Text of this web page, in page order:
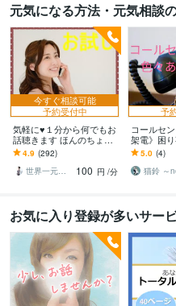
元気になる方法・元気相談
今すぐ相談可能
予約受付中
気軽に♥１分から何でもお
話聴きます ほんのちょっ
とだけ話したい方はお気
軽にお電話ください＾＾
4.9 (292)
世界一元気な60歳♪ 藤野もえ
100 円 /分
予
コールセ
架電》困
す 対応内
関係など
苦しまない
5.0 (4)
お気に入り登録が多いサー